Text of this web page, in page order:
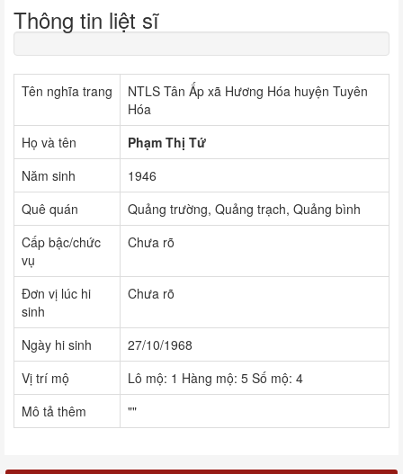
Thông tin liệt sĩ
Tên nghĩa trang
NTLS Tân Ấp xã Hương Hóa huyện Tuyên
Hóa
Họ và tên
Phạm Thị Tứ
Năm sinh
1946
Quê quán
Quảng trường, Quảng trạch, Quảng bình
Cấp bậc/chức
vụ
Chưa rõ
Đơn vị lúc hi
sinh
Chưa rõ
Ngày hi sinh
27/10/1968
Vị trí mộ
Lô mộ: 1 Hàng mộ: 5 Số mộ: 4
Mô tả thêm
""